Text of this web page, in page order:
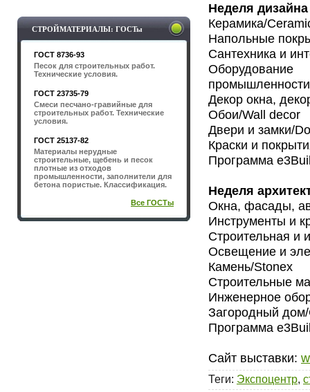
СТРОЙМАТЕРИАЛЫ: ГОСТы
ГОСТ 8736-93
Песок для строительных работ.
Технические условия.
ГОСТ 23735-79
Смеси песчано-гравийные для
строительных работ. Технические
условия.
ГОСТ 25137-82
Материалы нерудные
строительные, щебень и песок
плотные из отходов
промышленности, заполнители для
бетона пористые. Классификация.
Все ГОСТы
Неделя
Керамика/
Напольные
Сантехника и
Декор окна,
Обои/Wall decor
Двери и замки/
Краски и
Программа
Неделя
Окна, фасады,
Инструменты и
Строительная и
Освещение и
Камень/Stonex
Строительные
Инженерное
Загородный
Программа
Сайт выставки:
Теги: Экспоцентр,